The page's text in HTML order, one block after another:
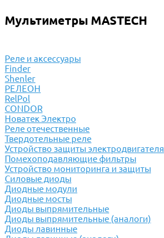
Мультиметры MASTECH
Реле и аксессуары
Finder
Shenler
РЕЛЕОН
RelPol
CONDOR
Новатек Электро
Реле отечественные
Твердотельные реле
Устройство защиты электродвигателя
Помехоподавляющие фильтры
Устройство мониторинга и защиты
Силовые диоды
Диодные модули
Диодные мосты
Диоды выпрямительные
Диоды выпрямительные (аналоги)
Диоды лавинные